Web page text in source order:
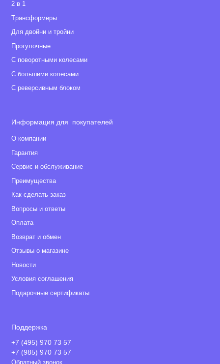
2 в 1
Tрансформеры
Для двойни и тройни
Прогулочные
С поворотными колесами
С большими колесами
С реверсивным блоком
Информация для покупателей
О компании
Гарантия
Сервис и обслуживание
Преимущества
Как сделать заказ
Вопросы и ответы
Оплата
Возврат и обмен
Отзывы о магазине
Новости
Условия соглашения
Подарочные сертификаты
Поддержка
+7 (495) 970 73 57
+7 (985) 970 73 57